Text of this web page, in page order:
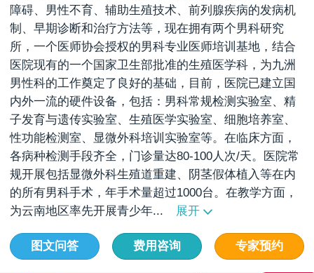
障碍、男性不育、辅助生殖技术、前列腺疾病的发病机
制、早期诊断和治疗方法等，现在拥有两个男科研究
所，一个医师协会授权的男科专业医师培训基地，结合
医院现有的一个国家卫生部批准的生殖医学科，为九洲
男性科的工作奠定了良好的基础，目前，医院已建立国
内外一流的硬件设备，包括：男科常规检测实验室、精
子发育与遗传实验室、生殖医学实验室、细胞培养室、
性功能检测室、显微外科培训实验室等。在临床方面，
各病种检测手段齐全，门诊量达80-100人次/天。医院常
规开展包括显微外科生殖道重建、阴茎假体植入等在内
的所有男科手术，年手术量超过1000台。在教学方面，
为云南地区率先开展青少年...
展开
图文问答 费用咨询 专家预约